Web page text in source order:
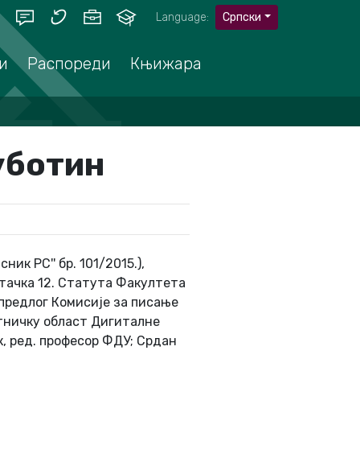
Language: Српски
Распореди Књижара
РС'' бр. 101/2015.),
12. Статута Факултета
Комисије за писање
област Дигиталне
ред. професор ФДУ; Срдан